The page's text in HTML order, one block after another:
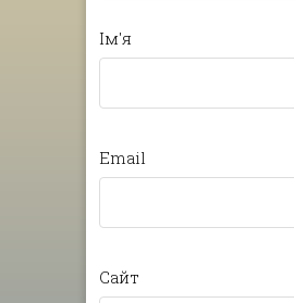
Ім'я
Email
Сайт